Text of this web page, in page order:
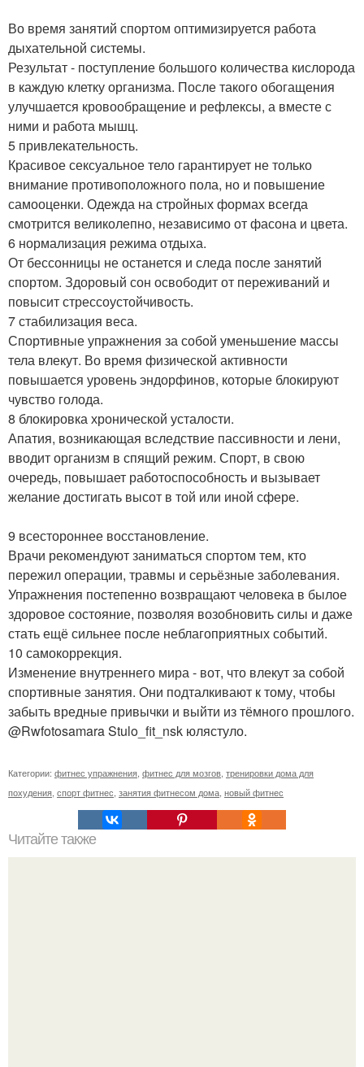
Во время занятий спортом оптимизируется работа
дыхательной системы.
Результат - поступление большого количества кислорода
в каждую клетку организма. После такого обогащения
улучшается кровообращение и рефлексы, а вместе с
ними и работа мышц.
5 привлекательность.
Красивое сексуальное тело гарантирует не только
внимание противоположного пола, но и повышение
самооценки. Одежда на стройных формах всегда
смотрится великолепно, независимо от фасона и цвета.
6 нормализация режима отдыха.
От бессонницы не останется и следа после занятий
спортом. Здоровый сон освободит от переживаний и
повысит стрессоустойчивость.
7 стабилизация веса.
Спортивные упражнения за собой уменьшение массы
тела влекут. Во время физической активности
повышается уровень эндорфинов, которые блокируют
чувство голода.
8 блокировка хронической усталости.
Апатия, возникающая вследствие пассивности и лени,
вводит организм в спящий режим. Спорт, в свою
очередь, повышает работоспособность и вызывает
желание достигать высот в той или иной сфере.
9 всестороннее восстановление.
Врачи рекомендуют заниматься спортом тем, кто
пережил операции, травмы и серьёзные заболевания.
Упражнения постепенно возвращают человека в былое
здоровое состояние, позволяя возобновить силы и даже
стать ещё сильнее после неблагоприятных событий.
10 самокоррекция.
Изменение внутреннего мира - вот, что влекут за собой
спортивные занятия. Они подталкивают к тому, чтобы
забыть вредные привычки и выйти из тёмного прошлого.
@Rwfotosamara Stulo_fit_nsk юлястуло.
Категории: фитнес упражнения, фитнес для мозгов, тренировки дома для
похудения, спорт фитнес, занятия фитнесом дома, новый фитнес
Читайте также